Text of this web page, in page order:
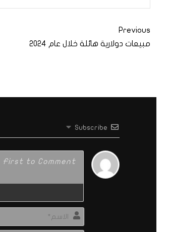
Previous
مبيعات دولارية هائلة خلال عام 2024
Subscribe